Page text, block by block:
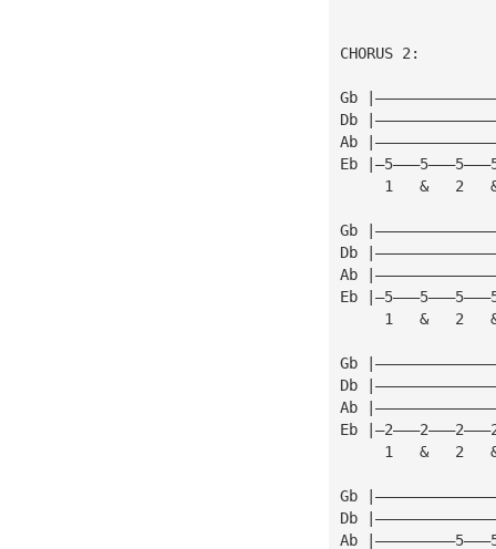
CHORUS 2:
Gb
Db
Ab
Eb
1   &   2
Gb
Db
Ab
Eb
1   &   2
Gb
Db
Ab
Eb
1   &   2
Gb
Db
Ab